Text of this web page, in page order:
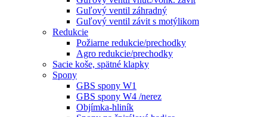
Guľový ventil záhradný
Guľový ventil závit s motýlikom
Redukcie
Požiarne redukcie/prechodky
Agro redukcie/prechodky
Sacie koše, spätné klapky
Spony
GBS spony W1
GBS spony W4 /nerez
Objímka-hliník